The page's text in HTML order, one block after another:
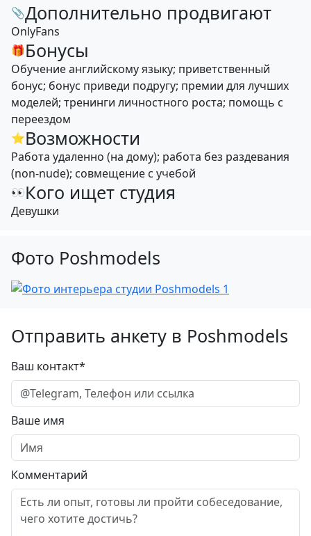
📎Дополнительно продвигают
OnlyFans
🎁Бонусы
Обучение английскому языку; приветственный
бонус; бонус приведи подругу; премии для лучших
моделей; тренинги личностного роста; помощь с
переездом
⭐Возможности
Работа удаленно (на дому); работа без раздевания
(non-nude); совмещение с учебой
👀Кого ищет студия
Девушки
Фото Poshmodels
Отправить анкету в Poshmodels
Ваш контакт*
Ваше имя
Комментарий